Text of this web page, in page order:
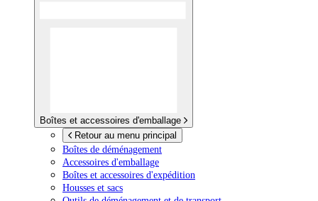
Boîtes et accessoires d'emballage
Retour au menu principal
Boîtes de déménagement
Accessoires d'emballage
Boîtes et accessoires d'expédition
Housses et sacs